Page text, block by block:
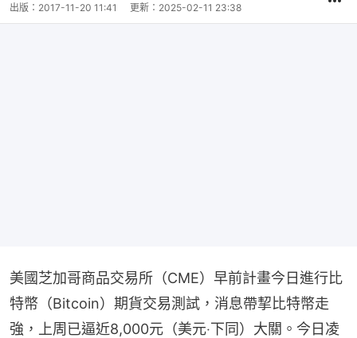
出版： 2017-11-20 11:41 更新： 2025-02-11 23:38
美國芝加哥商品交易所（CME）早前計畫今日進行比
特幣（Bitcoin）期貨交易測試，消息帶挈比特幣走
強，上周已逼近8,000元（美元‧下同）大關。今日凌